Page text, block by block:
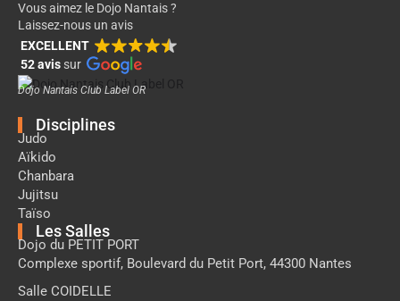
Vous aimez le Dojo Nantais ?
Laissez-nous un avis
EXCELLENT
52 avis sur
Dojo Nantais Club Label OR
Disciplines
Judo
Aïkido
Chanbara
Jujitsu
Taïso
Les Salles
Dojo du PETIT PORT
Complexe sportif, Boulevard du Petit Port, 44300 Nantes
Salle COIDELLE